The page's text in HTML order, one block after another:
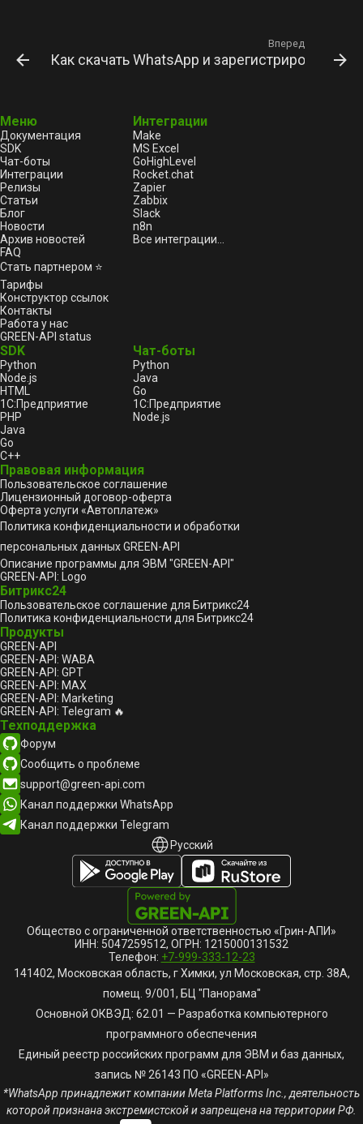
Вперед
Как скачать WhatsApp и зарегистрировать
Меню
Документация
SDK
Чат-боты
Интеграции
Релизы
Статьи
Блог
Новости
Архив новостей
FAQ
Стать партнером ⭐
Тарифы
Конструктор ссылок
Контакты
Работа у нас
GREEN-API status
Интеграции
Make
MS Excel
GoHighLevel
Rocket.chat
Zapier
Zabbix
Slack
n8n
Все интеграции...
SDK
Python
Node.js
HTML
1С:Предприятие
PHP
Java
Go
C++
Чат-боты
Python
Java
Go
1С:Предприятие
Node.js
Правовая информация
Пользовательское соглашение
Лицензионный договор-оферта
Оферта услуги «Автоплатеж»
Политика конфиденциальности и обработки
персональных данных GREEN-API
Описание программы для ЭВМ "GREEN-API"
GREEN-API: Logo
Битрикс24
Пользовательское соглашение для Битрикс24
Политика конфиденциальности для Битрикс24
Продукты
GREEN-API
GREEN-API: WABA
GREEN-API: GPT
GREEN-API: MAX
GREEN-API: Marketing
GREEN-API: Telegram 🔥
Техподдержка
Форум
Сообщить о проблеме
support@green-api.com
Канал поддержки WhatsApp
Канал поддержки Telegram
Русский
Русский
English
Общество с ограниченной ответственностью «Грин-АПИ»
ИНН: 5047259512, ОГРН: 1215000131532
Телефон: +7-999-333-12-23
141402, Московская область, г Химки, ул Московская, стр. 38А,
помещ. 9/001, БЦ "Панорама"
Основной ОКВЭД: 62.01 — Разработка компьютерного
программного обеспечения
Единый реестр российских программ для ЭВМ и баз данных,
запись № 26143 ПО «GREEN-API»
*WhatsApp принадлежит компании Meta Platforms Inc., деятельность
которой признана экстремистской и запрещена на территории РФ.